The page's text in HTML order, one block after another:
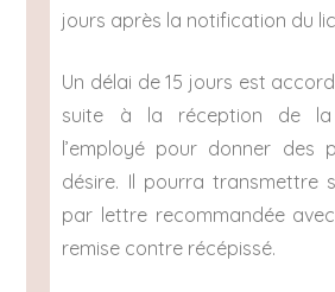
jours après la notification du
Un délai de 15 jours est
suite à la réception de la
l’employé pour donner des
désire. Il pourra transmettre
par lettre recommandée
remise contre récépissé.